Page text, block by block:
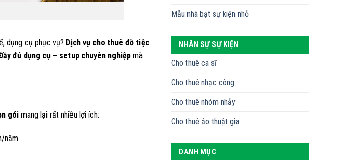
dụng cụ phục vụ? Dịch vụ cho thuê đồ tiệc
đủ dụng cụ – setup chuyên nghiệp mà
gói mang lại rất nhiều lợi ích:
năm.
Mẫu nhà bạt sự kiện nhỏ
NHÂN SỰ SỰ KIỆN
Cho thuê ca sĩ
Cho thuê nhạc công
Cho thuê nhóm nhảy
Cho thuê ảo thuật gia
DANH MỤC